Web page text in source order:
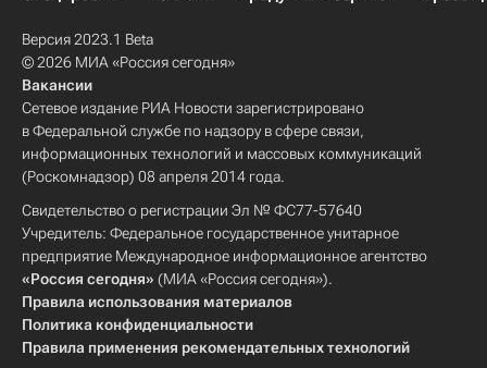
Версия 2023.1 Beta
© 2026 МИА «Россия сегодня»
Вакансии
Сетевое издание РИА Новости зарегистрировано
в Федеральной службе по надзору в сфере связи,
информационных технологий и массовых коммуникаций
(Роскомнадзор) 08 апреля 2014 года.
Свидетельство о регистрации Эл № ФС77-57640
Учредитель: Федеральное государственное унитарное
предприятие Международное информационное агентство
«Россия сегодня» (МИА «Россия сегодня»).
Правила использования материалов
Политика конфиденциальности
Правила применения рекомендательных технологий